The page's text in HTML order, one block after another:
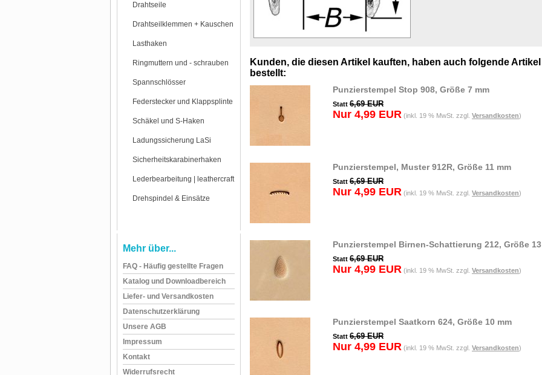
Drahtseile
Drahtseilklemmen + Kauschen
Lasthaken
Ringmuttern und - schrauben
Spannschlösser
Federstecker und Klappsplinte
Schäkel und S-Haken
Ladungssicherung LaSi
Sicherheitskarabinerhaken
Lederbearbeitung | leathercraft
Drehspindel & Einsätze
Mehr über...
FAQ - Häufig gestellte Fragen
Katalog und Downloadbereich
Liefer- und Versandkosten
Datenschutzerklärung
Unsere AGB
Impressum
Kontakt
Widerrufsrecht
Kunden, die diesen Artikel kauften, haben auch folgende Artikel
bestellt:
Punzierstempel Stop 908, Größe 7 mm
Statt 6,69 EUR
Nur 4,99 EUR (inkl. 19 % MwSt. zzgl. Versandkosten)
Punzierstempel, Muster 912R, Größe 11 mm
Statt 6,69 EUR
Nur 4,99 EUR (inkl. 19 % MwSt. zzgl. Versandkosten)
Punzierstempel Birnen-Schattierung 212, Größe
Statt 6,69 EUR
Nur 4,99 EUR (inkl. 19 % MwSt. zzgl. Versandkosten)
Punzierstempel Saatkorn 624, Größe 10 mm
Statt 6,69 EUR
Nur 4,99 EUR (inkl. 19 % MwSt. zzgl. Versandkosten)